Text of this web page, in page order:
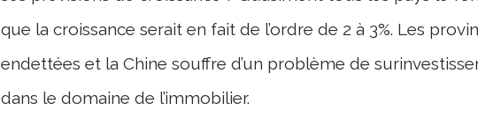
que la croissance serait en fait de l’ordre de 2 à 3%. Les
endettées et la Chine souffre d’un problème de
dans le domaine de l’immobilier.